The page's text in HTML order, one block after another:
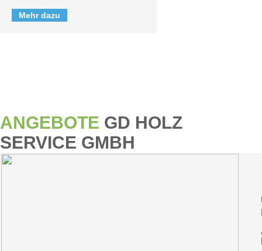
Mehr dazu
ANGEBOTE GD HOLZ
SERVICE GMBH